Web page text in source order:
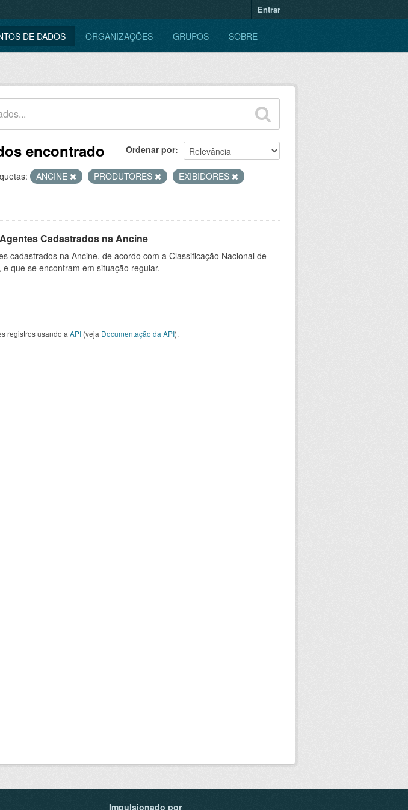
Entrar
DE DADOS ORGANIZAÇÕES GRUPOS SOBRE
Ordenar por
encontrado
ANCINE PRODUTORES
EXIBIDORES
Cadastrados na Ancine
cadastrados na Ancine, de acordo com a Classificação Nacional de
que se encontram em situação regular.
registros usando a API (veja Documentação da API).
Impulsionado por